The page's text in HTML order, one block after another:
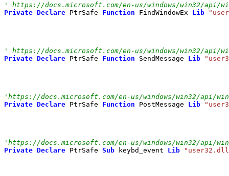
' https://docs.microsoft.com/en-us/windows/win32/api/
Private Declare PtrSafe Function FindWindowEx Lib
' https://docs.microsoft.com/en-us/windows/win32/api/
Private Declare PtrSafe Function SendMessage Lib
'https://docs.microsoft.com/en-us/windows/win32/api/
Private Declare PtrSafe Function PostMessage Lib
'https://docs.microsoft.com/en-us/windows/win32/api/
Private Declare PtrSafe Sub keybd_event Lib